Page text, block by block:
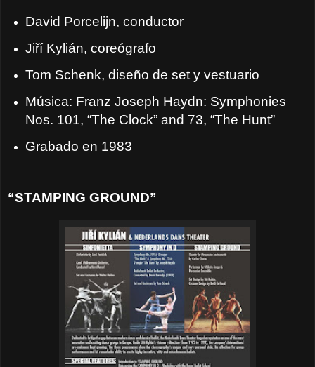
David Porcelijn, conductor
Jiří Kylián, coreógrafo
Tom Schenk, diseño de set y vestuario
Música: Franz Joseph Haydn: Symphonies
Nos. 101, “The Clock” and 73, “The Hunt”
Grabado en 1983
“STAMPING GROUND”